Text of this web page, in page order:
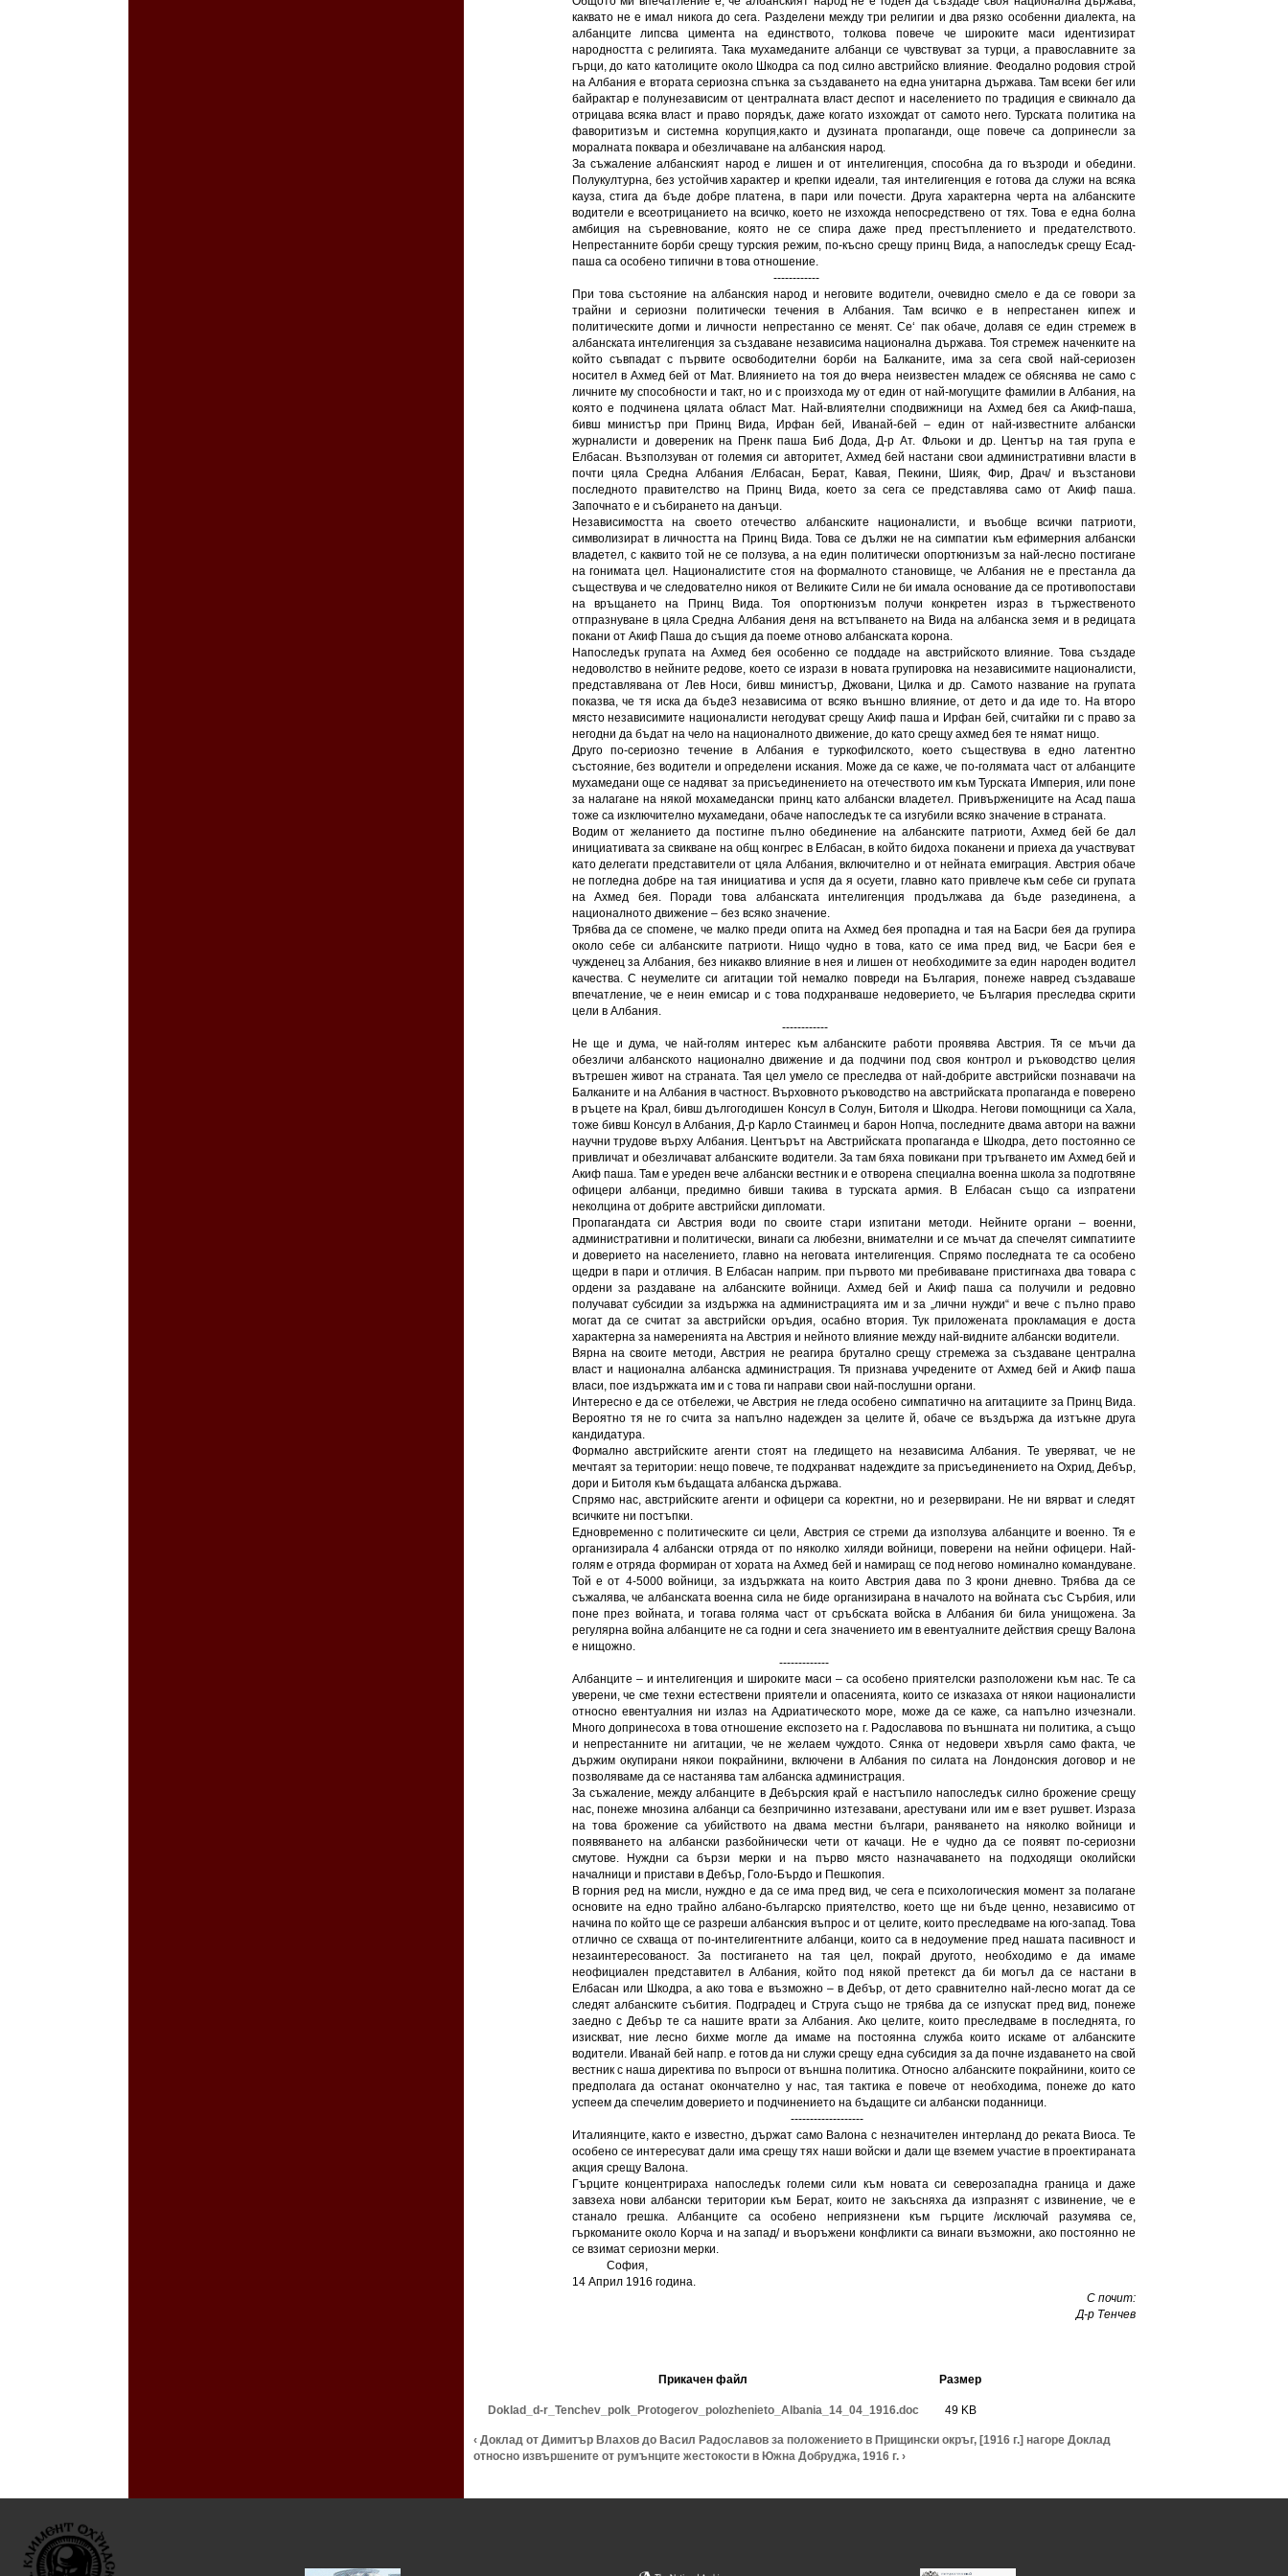
каквато не е имал никога до сега. Разделени между три религии и два рязко особенни диалекта, на
албанците липсва цимента на единството, толкова повече че широките маси идентизират
народността с религията. Така мухамеданите албанци се чувствуват за турци, а православните за
гърци, до като католиците около Шкодра са под силно австрийско влияние. Феодално родовия строй
на Албания е втората сериозна спънка за създаването на една унитарна държава. Там всеки бег или
байрактар е полунезависим от централната власт деспот и населението по традиция е свикнало да
отрицава всяка власт и право порядък, даже когато изхождат от самото него. Турската политика на
фаворитизъм и системна корупция,както и дузината пропаганди, още повече са допринесли за
моралната поквара и обезличаване на албанския народ.
За съжаление албанският народ е лишен и от интелигенция, способна да го възроди и обедини.
Полукултурна, без устойчив характер и крепки идеали, тая интелигенция е готова да служи на всяка
кауза, стига да бъде добре платена, в пари или почести. Друга характерна черта на албанските
водители е всеотрицанието на всичко, което не изхожда непосредствено от тях. Това е една болна
амбиция на съревнование, която не се спира даже пред престъплението и предателството.
Непрестанните борби срещу турския режим, по-късно срещу принц Вида, а напоследък срещу Есад-
паша са особено типични в това отношение.
------------
При това състояние на албанския народ и неговите водители, очевидно смело е да се говори за
трайни и сериозни политически течения в Албания. Там всичко е в непрестанен кипеж и
политическите догми и личности непрестанно се менят. Се‘ пак обаче, долавя се един стремеж в
албанската интелигенция за създаване независима национална държава. Тоя стремеж наченките на
който съвпадат с първите освободителни борби на Балканите, има за сега свой най-сериозен
носител в Ахмед бей от Мат. Влиянието на тоя до вчера неизвестен младеж се обяснява не само с
личните му способности и такт, но и с произхода му от един от най-могущите фамилии в Албания, на
която е подчинена цялата област Мат. Най-влиятелни сподвижници на Ахмед бея са Акиф-паша,
бивш министър при Принц Вида, Ирфан бей, Иванай-бей – един от най-известните албански
журналисти и довереник на Пренк паша Биб Дода, Д-р Ат. Фльоки и др. Център на тая група е
Елбасан. Възползуван от големия си авторитет, Ахмед бей настани свои административни власти в
почти цяла Средна Албания /Елбасан, Берат, Кавая, Пекини, Шияк, Фир, Драч/ и възстанови
последното правителство на Принц Вида, което за сега се представлява само от Акиф паша.
Започнато е и събирането на данъци.
Независимостта на своето отечество албанските националисти, и въобще всички патриоти,
символизират в личността на Принц Вида. Това се дължи не на симпатии към ефимерния албански
владетел, с каквито той не се ползува, а на един политически опортюнизъм за най-лесно постигане
на гонимата цел. Националистите стоя на формалното становище, че Албания не е престанла да
съществува и че следователно никоя от Великите Сили не би имала основание да се противопостави
на връщането на Принц Вида. Тоя опортюнизъм получи конкретен израз в тържественото
отпразнуване в цяла Средна Албания деня на встъпването на Вида на албанска земя и в редицата
покани от Акиф Паша до същия да поеме отново албанската корона.
Напоследък групата на Ахмед бея особенно се поддаде на австрийското влияние. Това създаде
недоволство в нейните редове, което се изрази в новата групировка на независимите националисти,
представлявана от Лев Носи, бивш министър, Джовани, Цилка и др. Самото название на групата
показва, че тя иска да бъде3 независима от всяко външно влияние, от дето и да иде то. На второ
място независимите националисти негодуват срещу Акиф паша и Ирфан бей, считайки ги с право за
негодни да бъдат на чело на националното движение, до като срещу ахмед бея те нямат нищо.
Друго по-сериозно течение в Албания е туркофилското, което съществува в едно латентно
състояние, без водители и определени искания. Може да се каже, че по-голямата част от албанците
мухамедани още се надяват за присъединението на отечеството им към Турската Империя, или поне
за налагане на някой мохамедански принц като албански владетел. Привържениците на Асад паша
тоже са изключително мухамедани, обаче напоследък те са изгубили всяко значение в страната.
Водим от желанието да постигне пълно обединение на албанските патриоти, Ахмед бей бе дал
инициативата за свикване на общ конгрес в Елбасан, в който бидоха поканени и приеха да участвуват
като делегати представители от цяла Албания, включително и от нейната емиграция. Австрия обаче
не погледна добре на тая инициатива и успя да я осуети, главно като привлече към себе си групата
на Ахмед бея. Поради това албанската интелигенция продължава да бъде разединена, а
националното движение – без всяко значение.
Трябва да се спомене, че малко преди опита на Ахмед бея пропадна и тая на Басри бея да групира
около себе си албанските патриоти. Нищо чудно в това, като се има пред вид, че Басри бея е
чужденец за Албания, без никакво влияние в нея и лишен от необходимите за един народен водител
качества. С неумелите си агитации той немалко повреди на България, понеже навред създаваше
впечатление, че е неин емисар и с това подхранваше недоверието, че България преследва скрити
цели в Албания.
------------
Не ще и дума, че най-голям интерес към албанските работи проявява Австрия. Тя се мъчи да
обезличи албанското национално движение и да подчини под своя контрол и ръководство целия
вътрешен живот на страната. Тая цел умело се преследва от най-добрите австрийски познавачи на
Балканите и на Албания в частност. Върховното ръководство на австрийската пропаганда е поверено
в ръцете на Крал, бивш дългогодишен Консул в Солун, Битоля и Шкодра. Негови помощници са Хала,
тоже бивш Консул в Албания, Д-р Карло Стаинмец и барон Нопча, последните двама автори на важни
научни трудове върху Албания. Центърът на Австрийската пропаганда е Шкодра, дето постоянно се
привличат и обезличават албанските водители. За там бяха повикани при тръгването им Ахмед бей и
Акиф паша. Там е уреден вече албански вестник и е отворена специална военна школа за подготвяне
офицери албанци, предимно бивши такива в турската армия. В Елбасан също са изпратени
неколцина от добрите австрийски дипломати.
Пропагандата си Австрия води по своите стари изпитани методи. Нейните органи – военни,
административни и политически, винаги са любезни, внимателни и се мъчат да спечелят симпатиите
и доверието на населението, главно на неговата интелигенция. Спрямо последната те са особено
щедри в пари и отличия. В Елбасан наприм. при първото ми пребиваване пристигнаха два товара с
ордени за раздаване на албанските войници. Ахмед бей и Акиф паша са получили и редовно
получават субсидии за издържка на администрацията им и за „лични нужди“ и вече с пълно право
могат да се считат за австрийски оръдия, осабно втория. Тук приложената прокламация е доста
характерна за намеренията на Австрия и нейното влияние между най-видните албански водители.
Вярна на своите методи, Австрия не реагира брутално срещу стремежа за създаване централна
власт и национална албанска администрация. Тя признава учредените от Ахмед бей и Акиф паша
власи, пое издържката им и с това ги направи свои най-послушни органи.
Интересно е да се отбележи, че Австрия не гледа особено симпатично на агитациите за Принц Вида.
Вероятно тя не го счита за напълно надежден за целите й, обаче се въздържа да изтъкне друга
кандидатура.
Формално австрийските агенти стоят на гледището на независима Албания. Те уверяват, че не
мечтаят за територии: нещо повече, те подхранват надеждите за присъединението на Охрид, Дебър,
дори и Битоля към бъдащата албанска държава.
Спрямо нас, австрийските агенти и офицери са коректни, но и резервирани. Не ни вярват и следят
всичките ни постъпки.
Едновременно с политическите си цели, Австрия се стреми да използува албанците и военно. Тя е
организирала 4 албански отряда от по няколко хиляди войници, поверени на нейни офицери. Най-
голям е отряда формиран от хората на Ахмед бей и намиращ се под негово номинално командуване.
Той е от 4-5000 войници, за издържката на които Австрия дава по 3 крони дневно. Трябва да се
съжалява, че албанската военна сила не биде организирана в началото на войната със Сърбия, или
поне през войната, и тогава голяма част от сръбската войска в Албания би била унищожена. За
регулярна война албанците не са годни и сега значението им в евентуалните действия срещу Валона
е нищожно.
-------------
Албанците – и интелигенция и широките маси – са особено приятелски разположени към нас. Те са
уверени, че сме техни естествени приятели и опасенията, които се изказаха от някои националисти
относно евентуалния ни излаз на Адриатическото море, може да се каже, са напълно изчезнали.
Много допринесоха в това отношение експозето на г. Радославова по външната ни политика, а също
и непрестанните ни агитации, че не желаем чуждото. Сянка от недовери хвърля само факта, че
държим окупирани някои покрайнини, включени в Албания по силата на Лондонския договор и не
позволяваме да се настанява там албанска администрация.
За съжаление, между албанците в Дебърския край е настъпило напоследък силно брожение срещу
нас, понеже мнозина албанци са безпричинно изтезавани, арестувани или им е взет рушвет. Израза
на това брожение са убийството на двама местни българи, раняването на няколко войници и
появяването на албански разбойнически чети от качаци. Не е чудно да се появят по-сериозни
смутове. Нуждни са бързи мерки и на първо място назначаването на подходящи околийски
началници и пристави в Дебър, Голо-Бърдо и Пешкопия.
В горния ред на мисли, нуждно е да се има пред вид, че сега е психологическия момент за полагане
основите на едно трайно албано-българско приятелство, което ще ни бъде ценно, независимо от
начина по който ще се разреши албанския въпрос и от целите, които преследваме на юго-запад. Това
отлично се схваща от по-интелигентните албанци, които са в недоумение пред нашата пасивност и
незаинтересованост. За постигането на тая цел, покрай другото, необходимо е да имаме
неофициален представител в Албания, който под някой претекст да би могъл да се настани в
Елбасан или Шкодра, а ако това е възможно – в Дебър, от дето сравнително най-лесно могат да се
следят албанските събития. Подградец и Струга също не трябва да се изпускат пред вид, понеже
заедно с Дебър те са нашите врати за Албания. Ако целите, които преследваме в последнята, го
изискват, ние лесно бихме могле да имаме на постоянна служба които искаме от албанските
водители. Иванай бей напр. е готов да ни служи срещу една субсидия за да почне издаването на свой
вестник с наша директива по въпроси от външна политика. Относно албанските покрайнини, които се
предполага да останат окончателно у нас, тая тактика е повече от необходима, понеже до като
успеем да спечелим доверието и подчинението на бъдащите си албански поданници.
-------------------
Италиянците, както е известно, държат само Валона с незначителен интерланд до реката Виоса. Те
особено се интересуват дали има срещу тях наши войски и дали ще вземем участие в проектираната
акция срещу Валона.
Гърците концентрираха напоследък големи сили към новата си северозападна граница и даже
завзеха нови албански територии към Берат, които не закъсняха да изпразнят с извинение, че е
станало грешка. Албанците са особено неприязнени към гърците /исключай разумява се,
гъркоманите около Корча и на запад/ и въоръжени конфликти са винаги възможни, ако постоянно не
се взимат сериозни мерки.
София,
14 Април 1916 година.
С почит:
Д-р Тенчев
Прикачен файл Размер
Doklad_d-r_Tenchev_polk_Protogerov_polozhenieto_Albania_14_04_1916.doc 49 KB
‹ Доклад от Димитър Влахов до Васил Радославов за положението в Прищински окръг, [1916 г.] нагоре Доклад
относно извършените от румънците жестокости в Южна Добруджа, 1916 г. ›